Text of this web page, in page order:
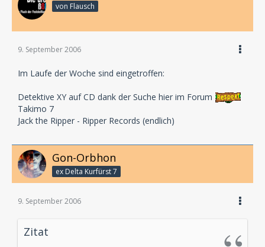
von Flausch
9. September 2006
Im Laufe der Woche sind eingetroffen:
Detektive XY auf CD dank der Suche hier im Forum
Takimo 7
Jack the Ripper - Ripper Records (endlich)
Gon-Orbhon
ex Delta Kurfürst 7
9. September 2006
Zitat